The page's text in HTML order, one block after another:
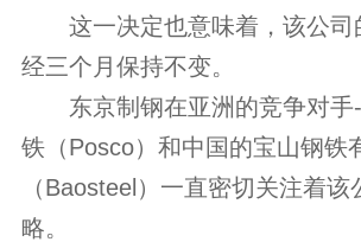
这一决定也意味着，该公司
经三个月保持不变。
东京制钢在亚洲的竞争对手-
铁（Posco）和中国的宝山钢铁
（Baosteel）一直密切关注着
略。